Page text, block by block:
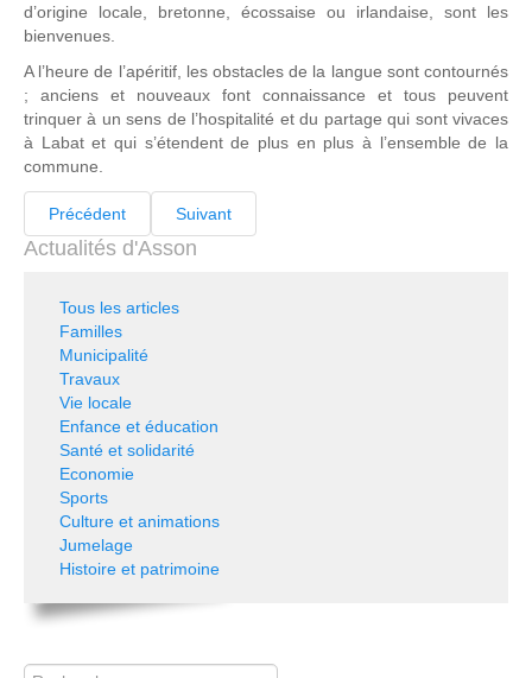
d’origine locale, bretonne, écossaise ou irlandaise, sont les
bienvenues.
A l’heure de l’apéritif, les obstacles de la langue sont contournés
; anciens et nouveaux font connaissance et tous peuvent
trinquer à un sens de l’hospitalité et du partage qui sont vivaces
à Labat et qui s’étendent de plus en plus à l’ensemble de la
commune.
Précédent Suivant
Actualités d'Asson
Tous les articles
Familles
Municipalité
Travaux
Vie locale
Enfance et éducation
Santé et solidarité
Economie
Sports
Culture et animations
Jumelage
Histoire et patrimoine
Rechercher